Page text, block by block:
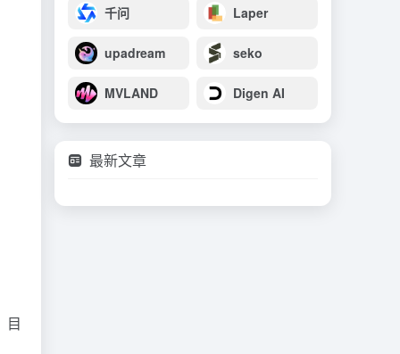
目
千问 Laper
upadream seko
MVLAND Digen AI
最新文章